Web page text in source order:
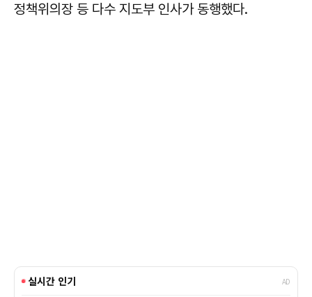
정책위의장 등 다수 지도부 인사가 동행했다.